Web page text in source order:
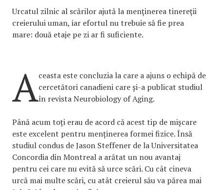
Urcatul zilnic al scărilor ajută la menţinerea tinereții
creierului uman, iar efortul nu trebuie să fie prea
mare: două etaje pe zi ar fi suficiente.
Aceasta este concluzia la care a ajuns o echipă de
cercetători canadieni care și-a publicat studiul
în revista Neurobiology of Aging.
Până acum toți erau de acord că acest tip de mișcare
este excelent pentru menținerea formei fizice. Însă
studiul condus de Jason Steffener de la Universitatea
Concordia din Montreal a arătat un nou avantaj
pentru cei care nu evită să urce scări. Cu cât cineva
urcă mai multe scări, cu atât creierul său va părea mai